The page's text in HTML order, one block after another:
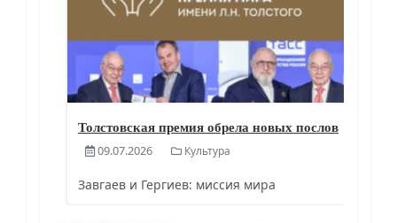
Толстовская премия обрела новых послов
09.07.2026 Культура
Завгаев и Гергиев: миссия мира